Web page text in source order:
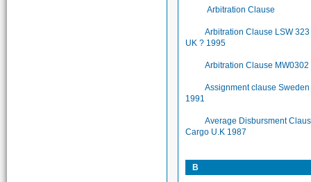
Arbitration Clause
Arbitration Clause LSW
UK ? 1995
Arbitration Clause
Assignment clause Sweden
1991
Average Disbursment
Cargo U.K 1987
B